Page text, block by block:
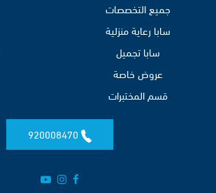
جميع التخصصات
سابا رعاية منزلية
سابا تجميل
عروض خاصة
قسم المختبرات